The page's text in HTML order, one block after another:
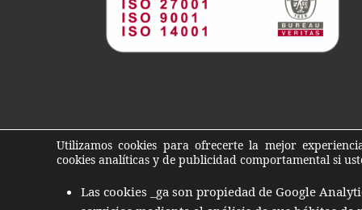
Utilizamos cookies para ofrecerte la mejor
cookies analíticas y de publicidad comportamental si
Las cookies _ga son propiedad de Google